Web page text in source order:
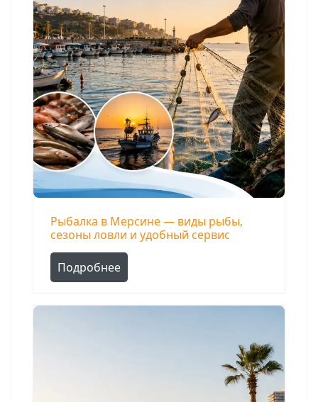
Рыбалка в Мерсине — виды рыбы,
сезоны ловли и удобный сервис
Подробнее